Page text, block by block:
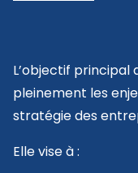
L’objectif principal
pleinement les
stratégie des
Elle vise à :